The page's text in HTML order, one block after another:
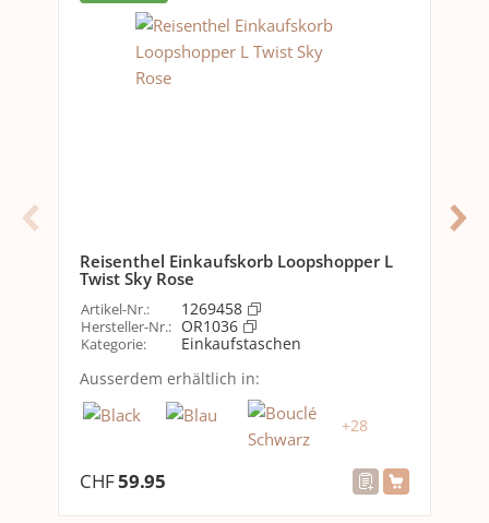
Reisenthel Einkaufskorb Loopshopper L
Twist Sky Rose
Artikel-Nr.: 1269458
Hersteller-Nr.: OR1036
Kategorie:
Einkaufstaschen
Ausserdem erhältlich in:
+28
CHF59.95